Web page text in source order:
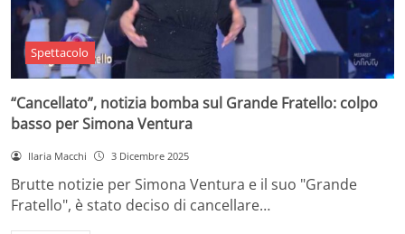
Spettacolo
“Cancellato”, notizia bomba sul Grande Fratello: colpo
basso per Simona Ventura
Ilaria Macchi 3 Dicembre 2025
Brutte notizie per Simona Ventura e il suo "Grande
Fratello", è stato deciso di cancellare…